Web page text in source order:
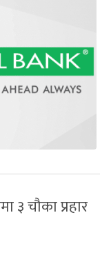
३ चौका प्रहार